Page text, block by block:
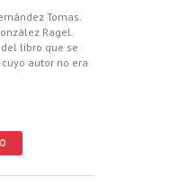
Tomas.
Ragel.
libro que se
autor no era